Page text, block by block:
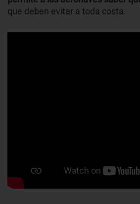
que deben evitar a toda costa.